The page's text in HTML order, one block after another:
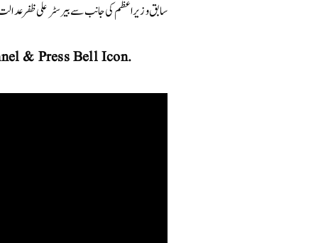
سابق وزیراعظم کی جانب سے بیرسٹر علی ظفر
& Press Bell Icon.